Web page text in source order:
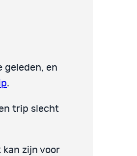
geleden, en
.
trip slecht
kan zijn voor